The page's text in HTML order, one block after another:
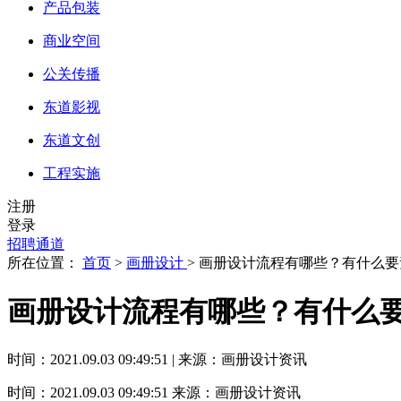
产品包装
商业空间
公关传播
东道影视
东道文创
工程实施
注册
登录
招聘通道
所在位置： 首页 > 画册设计 > 画册设计流程有哪些？有什么要
画册设计流程有哪些？有什么
时间：2021.09.03 09:49:51 | 来源：画册设计资讯
时间：2021.09.03 09:49:51 来源：画册设计资讯